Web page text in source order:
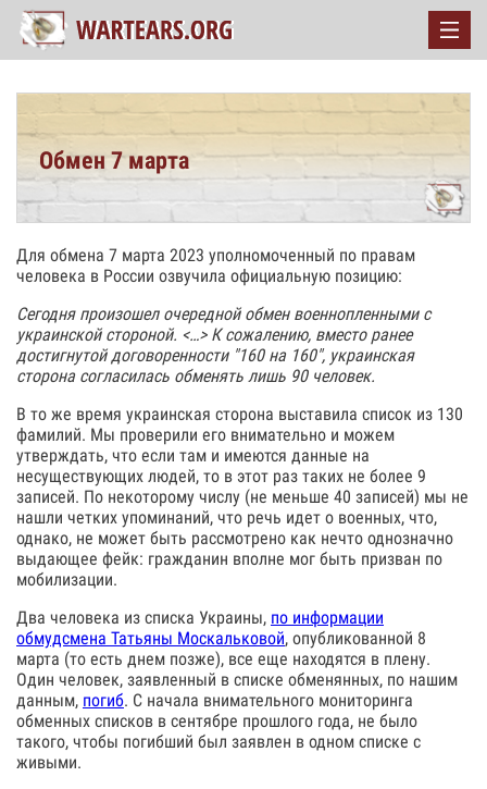
Обмен 7 марта
Для обмена 7 марта 2023 уполномоченный по правам
человека в России озвучила официальную позицию:
Сегодня произошел очередной обмен военнопленными с
украинской стороной. <…> К сожалению, вместо ранее
достигнутой договоренности "160 на 160", украинская
сторона согласилась обменять лишь 90 человек.
В то же время украинская сторона выставила список из 130
фамилий. Мы проверили его внимательно и можем
утверждать, что если там и имеются данные на
несуществующих людей, то в этот раз таких не более 9
записей. По некоторому числу (не меньше 40 записей) мы не
нашли четких упоминаний, что речь идет о военных, что,
однако, не может быть рассмотрено как нечто однозначно
выдающее фейк: гражданин вполне мог быть призван по
мобилизации.
Два человека из списка Украины, по информации
обмудсмена Татьяны Москальковой, опубликованной 8
марта (то есть днем позже), все еще находятся в плену.
Один человек, заявленный в списке обменянных, по нашим
данным, погиб. С начала внимательного мониторинга
обменных списков в сентябре прошлого года, не было
такого, чтобы погибший был заявлен в одном списке с
живыми.